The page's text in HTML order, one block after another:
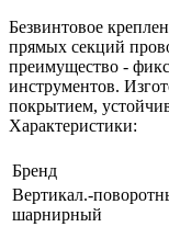
Безвинтовое
прямых секций
преимущество -
инструментов.
покрытием,
Характеристики:
Бренд
Вертикал.-
шарнирный